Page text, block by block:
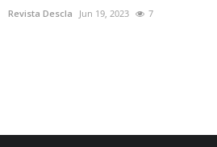
Revista Descla Jun 19, 2023 7
Out 5, 2023 1807